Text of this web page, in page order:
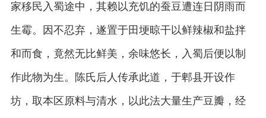
家移民入蜀途中，其赖以充饥的蚕豆遭连日阴雨而
生霉。因不忍弃，遂置于田埂晾干以鲜辣椒和盐拌
和而食，竟然无比鲜美，余味悠长，入蜀后便以制
作此物为生。陈氏后人传承此道，于郫县开设作
坊，取本区原料与清水，以此法大量生产豆瓣，经